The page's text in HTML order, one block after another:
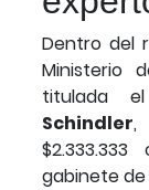
Dentro del
Ministerio
titulada
Schindler,
gabinete de